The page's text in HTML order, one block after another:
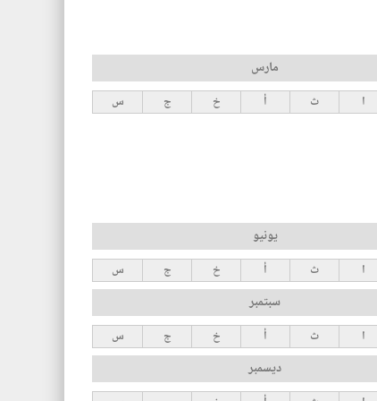
مارس
ا ث أ خ ج س
يونيو
ا ث أ خ ج س
سبتمبر
ا ث أ خ ج س
ديسمبر